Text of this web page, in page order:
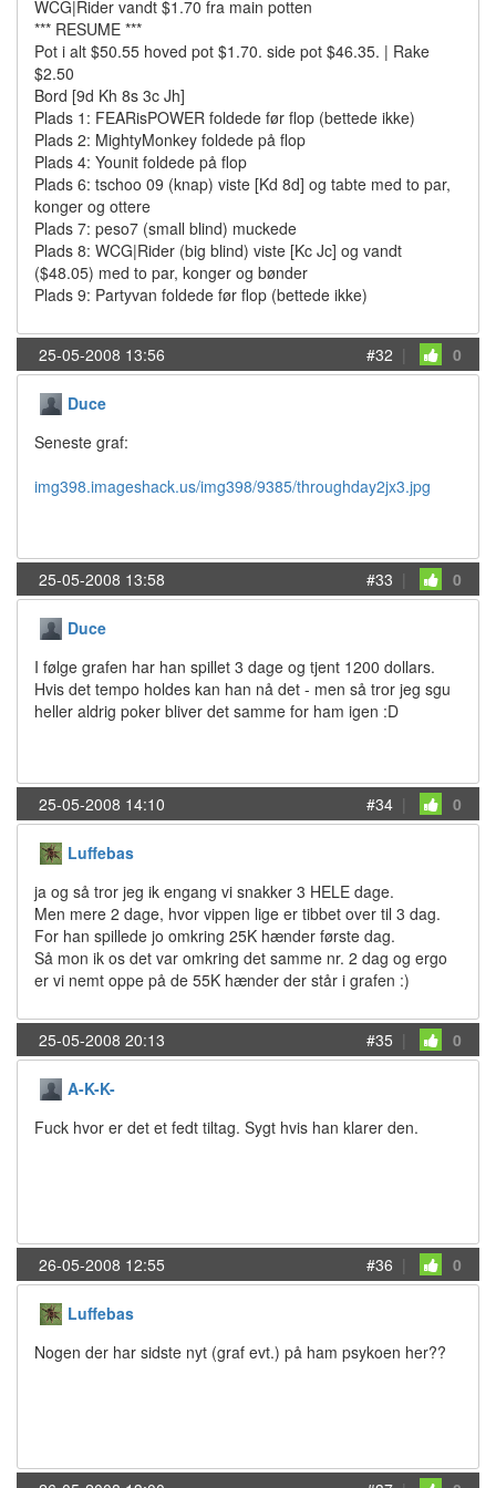
WCG|Rider vandt $1.70 fra main potten
*** RESUME ***
Pot i alt $50.55 hoved pot $1.70. side pot $46.35. | Rake
$2.50
Bord [9d Kh 8s 3c Jh]
Plads 1: FEARisPOWER foldede før flop (bettede ikke)
Plads 2: MightyMonkey foldede på flop
Plads 4: Younit foldede på flop
Plads 6: tschoo 09 (knap) viste [Kd 8d] og tabte med to par,
konger og ottere
Plads 7: peso7 (small blind) muckede
Plads 8: WCG|Rider (big blind) viste [Kc Jc] og vandt
($48.05) med to par, konger og bønder
Plads 9: Partyvan foldede før flop (bettede ikke)
25-05-2008 13:56 #32 | 0
Duce
Seneste graf:
img398.imageshack.us/img398/9385/throughday2jx3.jpg
25-05-2008 13:58 #33 | 0
Duce
I følge grafen har han spillet 3 dage og tjent 1200 dollars.
Hvis det tempo holdes kan han nå det - men så tror jeg sgu
heller aldrig poker bliver det samme for ham igen :D
25-05-2008 14:10 #34 | 0
Luffebas
ja og så tror jeg ik engang vi snakker 3 HELE dage.
Men mere 2 dage, hvor vippen lige er tibbet over til 3 dag.
For han spillede jo omkring 25K hænder første dag.
Så mon ik os det var omkring det samme nr. 2 dag og ergo
er vi nemt oppe på de 55K hænder der står i grafen :)
25-05-2008 20:13 #35 | 0
A-K-K-
Fuck hvor er det et fedt tiltag. Sygt hvis han klarer den.
26-05-2008 12:55 #36 | 0
Luffebas
Nogen der har sidste nyt (graf evt.) på ham psykoen her??